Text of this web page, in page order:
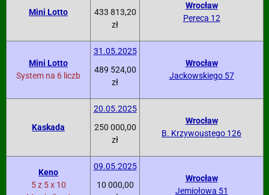
Mini Lotto
433 813,20
zł
Wrocław
Pereca 12
Mini Lotto
System na 6 liczb
31.05.2025
489 524,00
zł
Wrocław
Jackowskiego 57
Kaskada
20.05.2025
250 000,00
zł
Wrocław
B. Krzywoustego 126
Keno
5 z 5 x 10
09.05.2025
10 000,00
Wrocław
Jemiołowa 51